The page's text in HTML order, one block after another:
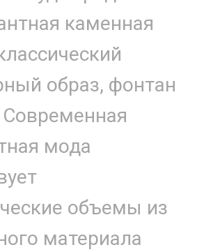
каменная
образ, фонтан
Современная
мода
объемы из
материала